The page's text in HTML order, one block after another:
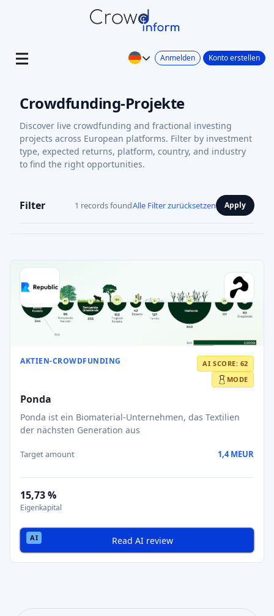
Anmelden Konto erstellen
Crowdfunding-Projekte
Discover live crowdfunding and fractional investing
projects across European platforms. Filter by investment
type, expected returns, platform, country, and industry
to find the right opportunities.
Filter 1 records foundAlle Filter zurücksetzen Apply
AKTIEN-CROWDFUNDING
AI SCORE: 62
MODE
Ponda
Ponda ist ein Biomaterial-Unternehmen, das Textilien
der nächsten Generation aus
Target amount 1,4 MEUR
15,73 %
Eigenkapital
Read AI review